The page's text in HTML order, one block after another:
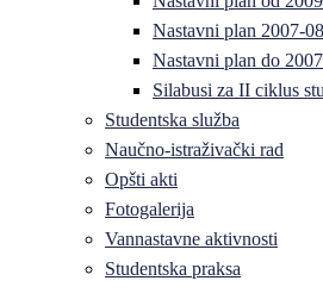
Nastavni plan 2007-
Nastavni plan do
Silabusi za II ciklus
Studentska služba
Naučno-istraživački rad
Opšti akti
Fotogalerija
Vannastavne aktivnosti
Studentska praksa